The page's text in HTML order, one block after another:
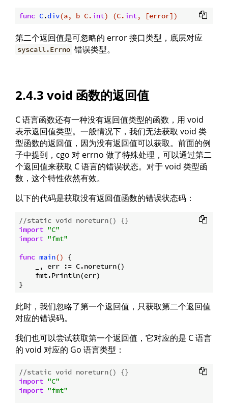
func C.div(a, b C.int) (C.int, [error])
第二个返回值是可忽略的 error 接口类型，底层对应
syscall.Errno 错误类型。
2.4.3 void 函数的返回值
C 语言函数还有一种没有返回值类型的函数，用 void
表示返回值类型。一般情况下，我们无法获取 void 类
型函数的返回值，因为没有返回值可以获取。前面的例
子中提到，cgo 对 errno 做了特殊处理，可以通过第二
个返回值来获取 C 语言的错误状态。对于 void 类型函
数，这个特性依然有效。
以下的代码是获取没有返回值函数的错误状态码：
//static void noreturn() {}
import "C"
import "fmt"
func main()
{
    _, err := C.noreturn()
    fmt.Println(err)
此时，我们忽略了第一个返回值，只获取第二个返回值
对应的错误码。
我们也可以尝试获取第一个返回值，它对应的是 C 语言
的 void 对应的 Go 语言类型：
//static void noreturn() {}
import "C"
import "fmt"